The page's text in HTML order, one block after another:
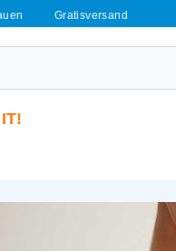
Gratisversand